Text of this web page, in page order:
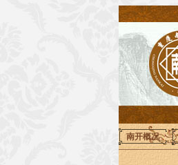
南开概况